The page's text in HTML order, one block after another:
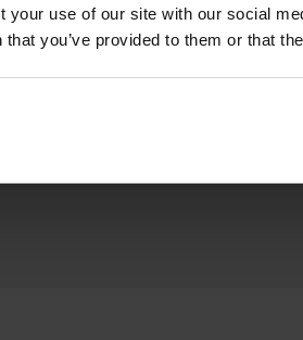
your use of our site with our social
that you’ve provided to them or that